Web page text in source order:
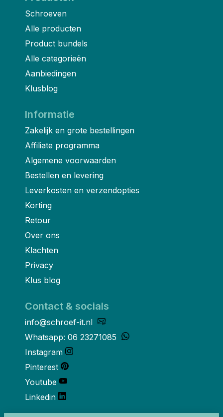
Schroeven
Alle producten
Product bundels
Alle categorieën
Aanbiedingen
Klusblog
Informatie
Zakelijk en grote bestellingen
Affiliate programma
Algemene voorwaarden
Bestellen en levering
Leverkosten en verzendopties
Korting
Retour
Over ons
Klachten
Privacy
Klus blog
Contact & socials
info@schroef-it.nl
Whatsapp: 06 23271085
Instagram
Pinterest
Youtube
Linkedin